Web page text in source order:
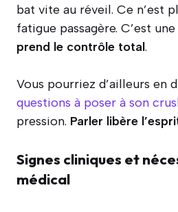
bat vite au réveil. Ce n’est
fatigue passagère. C’est une
prend le contrôle total.
Vous pourriez d’ailleurs en
questions à poser à son
pression. Parler libère
Signes cliniques et
médical